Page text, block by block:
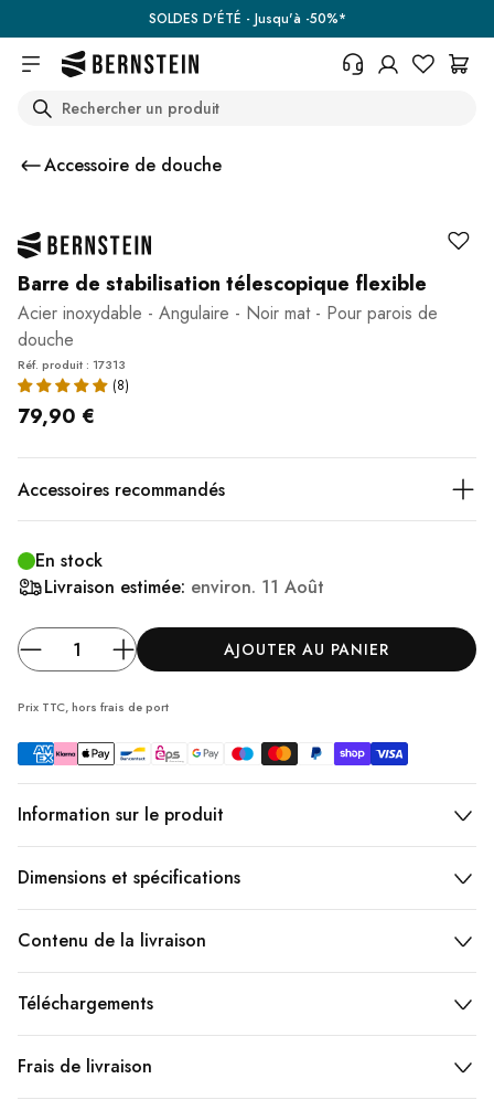
SOLDES D'ÉTÉ - Jusqu'à -50%*
Centre d'aide (FAQ)
Search
Accessoire de douche
Barre de stabilisation télescopique flexible
Acier inoxydable - Angulaire - Noir mat - Pour parois de
douche
Réf. produit : 17313
79,90 €
Accessoires recommandés
En stock
Livraison estimée: environ. 11 Août
AJOUTER AU PANIER
Prix TTC, hors frais de port
Information sur le produit
Dimensions et spécifications
Contenu de la livraison
Téléchargements
Frais de livraison